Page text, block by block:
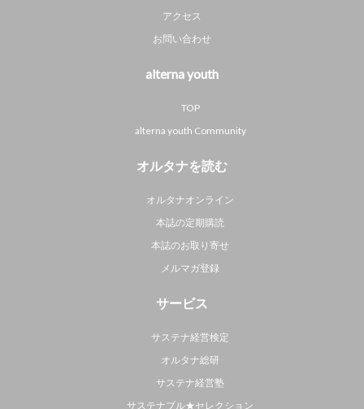
アクセス
お問い合わせ
alterna youth
TOP
alterna youth Community
オルタナを読む
オルタナオンライン
本誌の定期購読
本誌のお取り寄せ
メルマガ登録
サービス
サステナ経営検定
オルタナ総研
サステナ経営塾
サステナブル★セレクション